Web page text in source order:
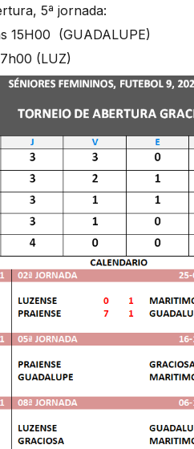
5ª jornada:
15H00 (GUADALUPE)
(LUZ)